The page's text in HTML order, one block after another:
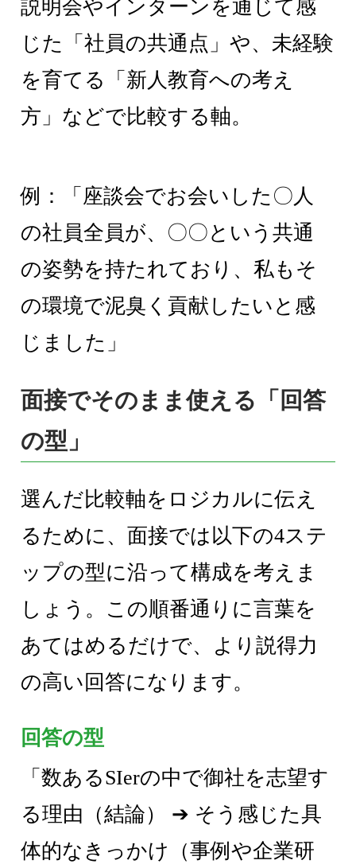
説明会やインターンを通じて感
じた「社員の共通点」や、未経験
を育てる「新人教育への考え
方」などで比較する軸。
例：「座談会でお会いした〇人
の社員全員が、〇〇という共通
の姿勢を持たれており、私もそ
の環境で泥臭く貢献したいと感
じました」
面接でそのまま使える「回答
の型」
選んだ比較軸をロジカルに伝え
るために、面接では以下の4ステ
ップの型に沿って構成を考えま
しょう。この順番通りに言葉を
あてはめるだけで、より説得力
の高い回答になります。
回答の型
「数あるSIerの中で御社を志望す
る理由（結論） ➔ そう感じた具
体的なきっかけ（事例や企業研